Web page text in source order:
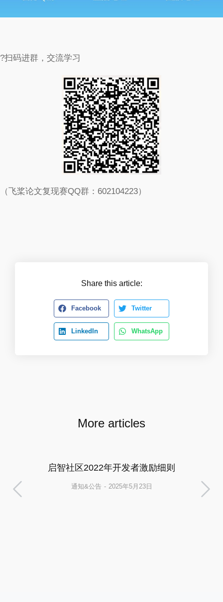
?扫码进群，交流学习
（飞桨论文复现赛QQ群：602104223）
Share this article:
Facebook Twitter
LinkedIn WhatsApp
More articles
启智社区2022年开发者激励细则
通知&公告 2025年5月23日